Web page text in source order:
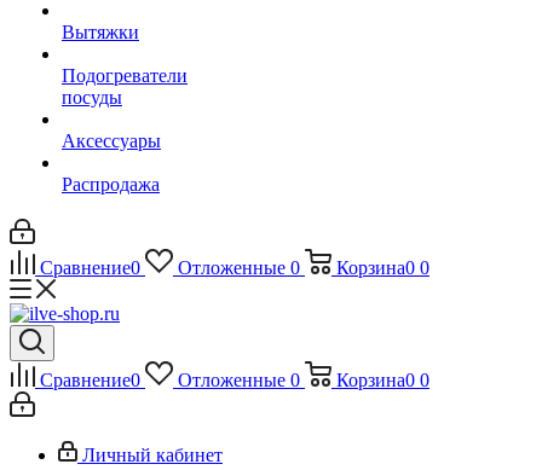
Вытяжки
Подогреватели
посуды
Аксессуары
Распродажа
Сравнение0 Отложенные 0 Корзина0 0
Сравнение0 Отложенные 0 Корзина0 0
Личный кабинет